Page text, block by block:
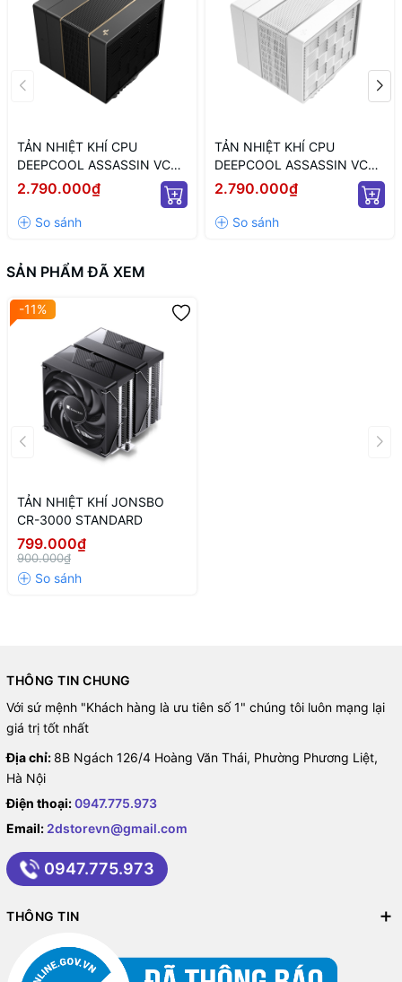
TẢN NHIỆT KHÍ CPU
DEEPCOOL ASSASSIN VC
ELITE (MÀU ĐEN)
2.790.000₫
TẢN NHIỆT KHÍ CPU
DEEPCOOL ASSASSIN VC
ELITE WH WH (MÀU TRẮNG)
2.790.000₫
SẢN PHẨM ĐÃ XEM
-11%
TẢN NHIỆT KHÍ JONSBO
CR-3000 STANDARD
799.000₫
900.000₫
THÔNG TIN CHUNG
Với sứ mệnh "Khách hàng là ưu tiên số 1" chúng tôi luôn mạng lại
giá trị tốt nhất
Địa chỉ: 8B Ngách 126/4 Hoàng Văn Thái, Phường Phương Liệt,
Hà Nội
Điện thoại:0947.775.973
Email: 2dstorevn@gmail.com
0947.775.973
THÔNG TIN